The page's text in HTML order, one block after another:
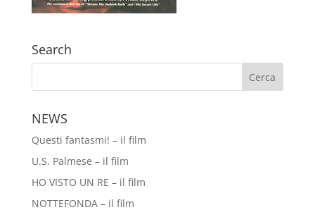
Search
NEWS
Questi fantasmi! – il film
U.S. Palmese – il film
HO VISTO UN RE – il film
NOTTEFONDA – il film